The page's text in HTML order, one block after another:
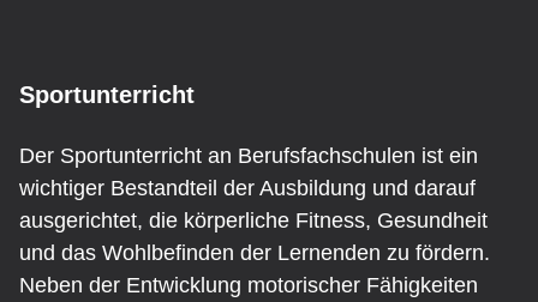
Sportunterricht
Der Sportunterricht an Berufsfachschulen ist ein
wichtiger Bestandteil der Ausbildung und darauf
ausgerichtet, die körperliche Fitness, Gesundheit
und das Wohlbefinden der Lernenden zu fördern.
Neben der Entwicklung motorischer Fähigkeiten